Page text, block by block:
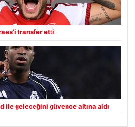
transfer etti
ile geleceğini güvence altına aldı